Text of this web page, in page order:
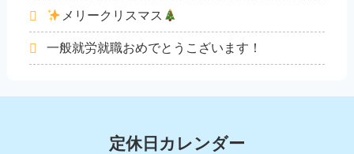
メリークリスマス
一般就労就職おめでとうこざいます！
定休日カレンダー